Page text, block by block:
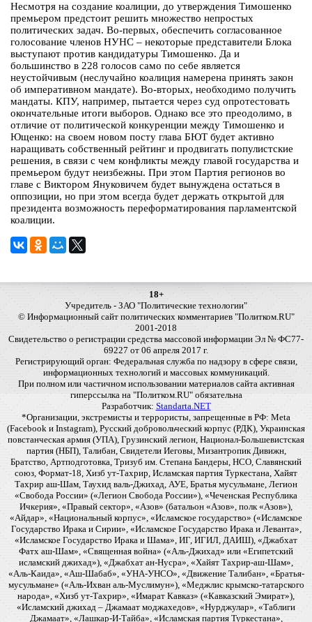
Несмотря на создание коалиции, до утверждения Тимошенко
премьером предстоит решить множество непростых
политических задач. Во-первых, обеспечить согласованное
голосование членов НУНС – некоторые представители Блока
выступают против кандидатуры Тимошенко. Да и
большинство в 228 голосов само по себе является
неустойчивым (неслучайно коалиция намерена принять закон
об императивном мандате). Во-вторых, необходимо получить
мандаты. КПУ, например, пытается через суд опротестовать
окончательные итоги выборов. Однако все это преодолимо, в
отличие от политической конкуренции между Тимошенко и
Ющенко: на своем новом посту глава БЮТ будет активно
наращивать собственный рейтинг и продвигать популистские
решения, в связи с чем конфликты между главой государства и
премьером будут неизбежны. При этом Партия регионов во
главе с Виктором Януковичем будет вынуждена остаться в
оппозиции, но при этом всегда будет держать открытой для
президента возможность переформатирования парламентской
коалиции.
18+
Учредитель - ЗАО "Политические технологии"
© Информационный сайт политических комментариев "Политком.RU"
2001-2018
Свидетельство о регистрации средства массовой информации Эл № ФС77-
69227 от 06 апреля 2017 г.
Регистрирующий орган: Федеральная служба по надзору в сфере связи,
информационных технологий и массовых коммуникаций.
При полном или частичном использовании материалов сайта активная
гиперссылка на "Политком.RU" обязательна
Разработчик: Standarta.NET
*Организации, экстремисты и террористы, запрещенные в РФ: Meta
(Facebook и Instagram), Русский добровольческий корпус (РДК), Украинская
повстанческая армия (УПА), Грузинский легион, Национал-Большевистская
партия (НБП), Талибан, Свидетели Иеговы, Мизантропик Дивижн,
Братство, Артподготовка, Тризуб им. Степана Бандеры, НСО, Славянский
союз, Формат-18, Хизб ут-Тахрир, Исламская партия Туркестана, Хайят
Тахрир аш-Шам, Таухид валь-Джихад, АУЕ, Братья мусульмане, Легион
«Свобода России» («Легион Свобода России»), «Чеченская Республика
Ичкерия», «Правый сектор», «Азов» (батальон «Азов», полк «Азов»),
«Айдар», «Национальный корпус», «Исламское государство» («Исламское
Государство Ирака и Сирии», «Исламское Государство Ирака и Леванта»,
«Исламское Государство Ирака и Шама», ИГ, ИГИЛ, ДАИШ), «Джабхат
Фатх аш-Шам», «Священная война» («Аль-Джихад» или «Египетский
исламский джихад»), «Джабхат ан-Нусра», «Хайят Тахрир-аш-Шам»,
«Аль-Каида», «Аш-Шабаб», «УНА-УНСО», «Движение Талибан», «Братья-
мусульмане» («Аль-Ихван аль-Муслимун»), «Меджлис крымско-татарского
народа», «Хизб ут-Тахрир», «Имарат Кавказ» («Кавказский Эмират»),
«Исламский джихад – Джамаат моджахедов», «Нурджулар», «Таблиги
Джамаат», «Лашкар-И-Тайба», «Исламская партия Туркестана»,